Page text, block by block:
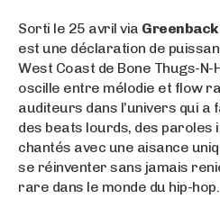
Sorti le 25 avril via
est une déclaration de
West Coast de Bone Thugs-N-
oscille entre mélodie et flow
auditeurs dans l’univers qui
des beats lourds, des paroles
chantés avec une aisance
se réinventer sans jamais
rare dans le monde du hip-hop.